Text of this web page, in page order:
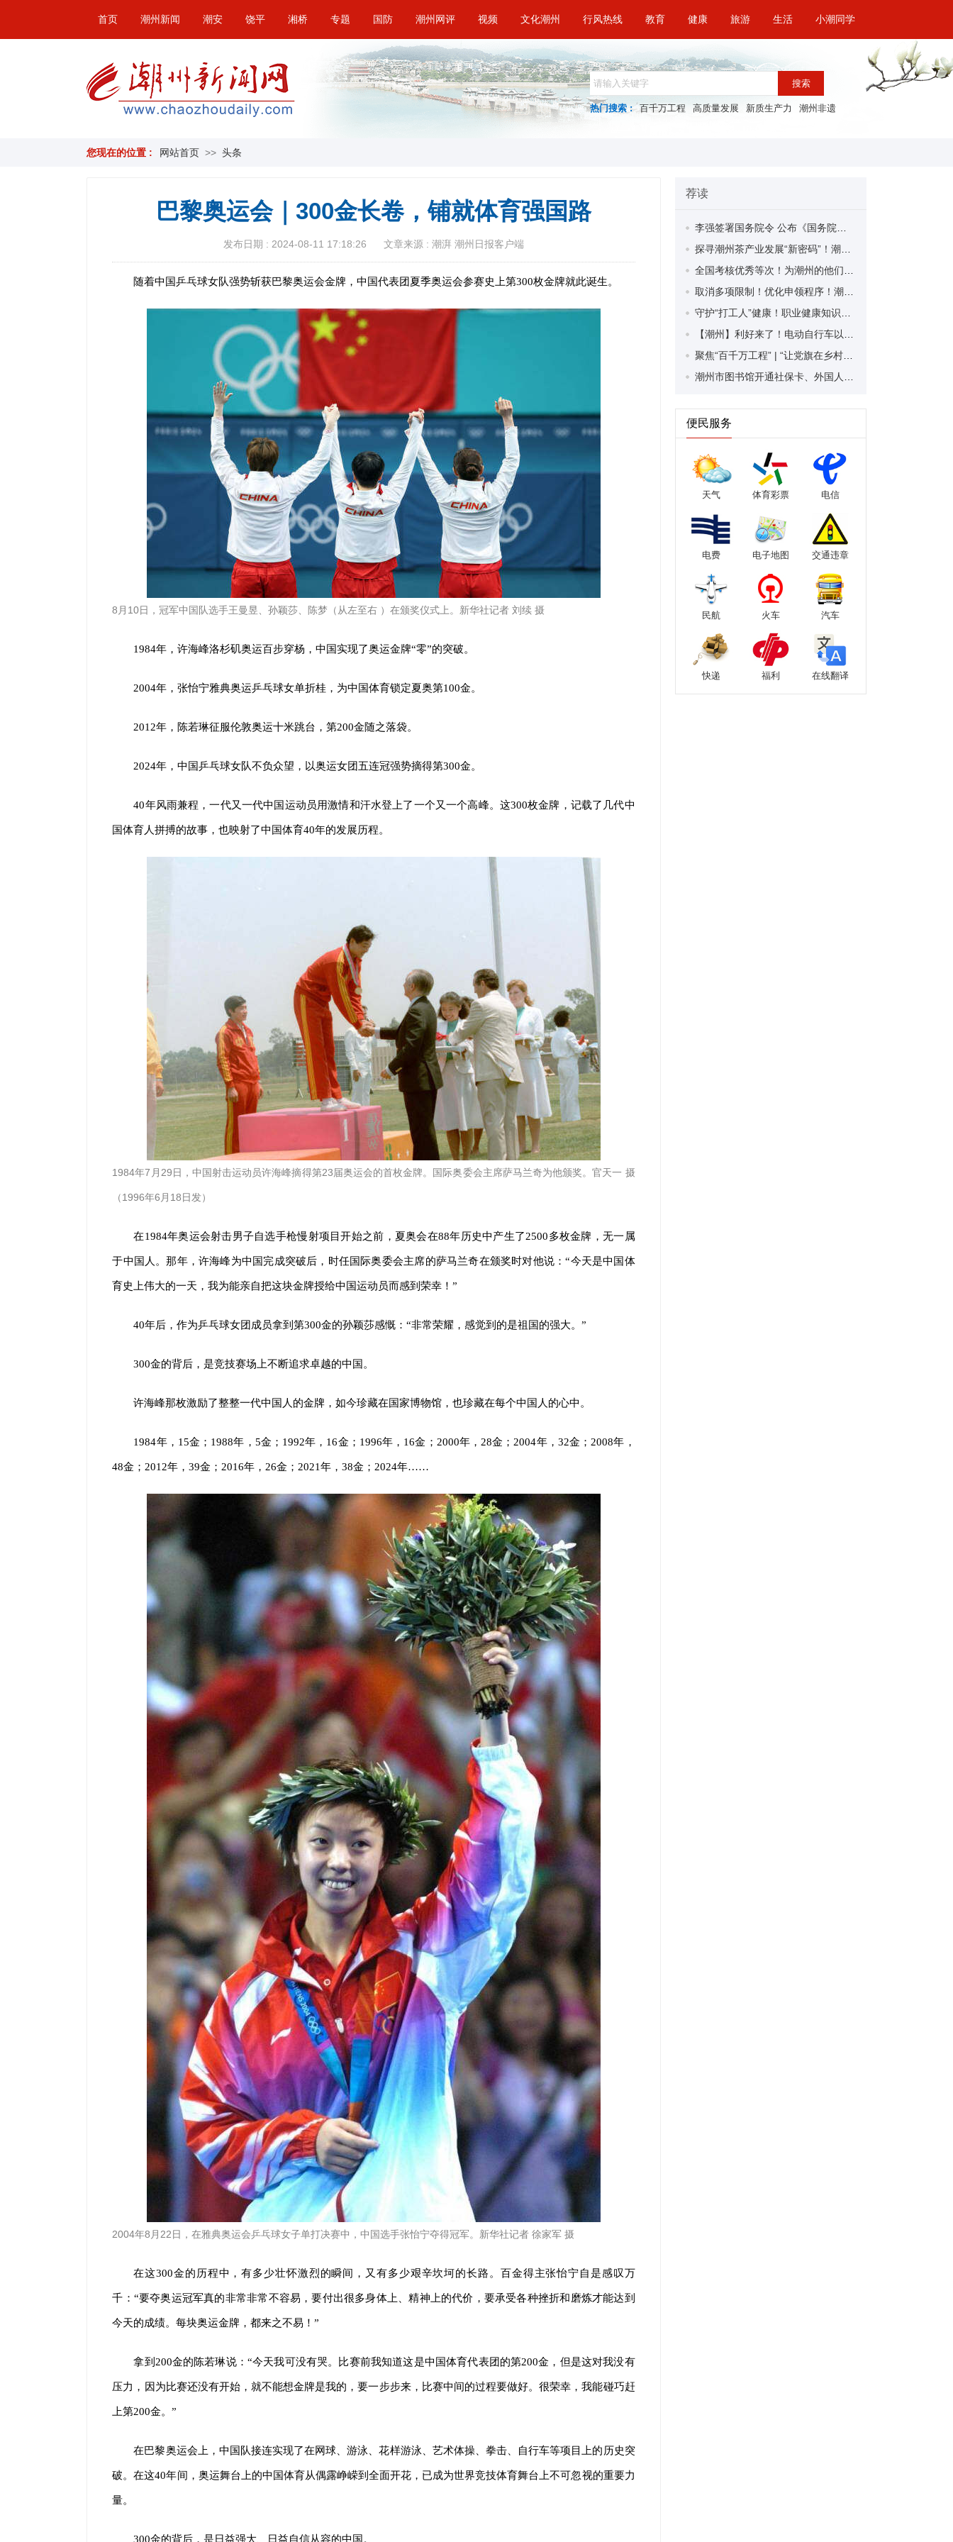
首页 潮州新闻 潮安 饶平 湘桥 专题 国防 潮州网评 视频 文化潮州 行风热线 教育 健康 旅游 生活 小潮同学
搜索
热门搜索 : 百千万工程 高质量发展 新质生产力 潮州非遗
您现在的位置 : 网站首页 >> 头条
巴黎奥运会｜300金长卷，铺就体育强国路
发布日期 : 2024-08-11 17:18:26 文章来源 : 潮湃 潮州日报客户端
随着中国乒乓球女队强势斩获巴黎奥运会金牌，中国代表团夏季奥运会参赛史上第300枚金牌就此诞生。
8月10日，冠军中国队选手王曼昱、孙颖莎、陈梦（从左至右 ）在颁奖仪式上。新华社记者 刘续 摄
1984年，许海峰洛杉矶奥运百步穿杨，中国实现了奥运金牌“零”的突破。
2004年，张怡宁雅典奥运乒乓球女单折桂，为中国体育锁定夏奥第100金。
2012年，陈若琳征服伦敦奥运十米跳台，第200金随之落袋。
2024年，中国乒乓球女队不负众望，以奥运女团五连冠强势摘得第300金。
40年风雨兼程，一代又一代中国运动员用激情和汗水登上了一个又一个高峰。这300枚金牌，记载了几代中
国体育人拼搏的故事，也映射了中国体育40年的发展历程。
1984年7月29日，中国射击运动员许海峰摘得第23届奥运会的首枚金牌。国际奥委会主席萨马兰奇为他颁奖。官天一 摄
（1996年6月18日发）
在1984年奥运会射击男子自选手枪慢射项目开始之前，夏奥会在88年历史中产生了2500多枚金牌，无一属
于中国人。那年，许海峰为中国完成突破后，时任国际奥委会主席的萨马兰奇在颁奖时对他说：“今天是中国体
育史上伟大的一天，我为能亲自把这块金牌授给中国运动员而感到荣幸！”
40年后，作为乒乓球女团成员拿到第300金的孙颖莎感慨：“非常荣耀，感觉到的是祖国的强大。”
300金的背后，是竞技赛场上不断追求卓越的中国。
许海峰那枚激励了整整一代中国人的金牌，如今珍藏在国家博物馆，也珍藏在每个中国人的心中。
1984年，15金；1988年，5金；1992年，16金；1996年，16金；2000年，28金；2004年，32金；2008年，
48金；2012年，39金；2016年，26金；2021年，38金；2024年……
2004年8月22日，在雅典奥运会乒乓球女子单打决赛中，中国选手张怡宁夺得冠军。新华社记者 徐家军 摄
在这300金的历程中，有多少壮怀激烈的瞬间，又有多少艰辛坎坷的长路。百金得主张怡宁自是感叹万
千：“要夺奥运冠军真的非常非常不容易，要付出很多身体上、精神上的代价，要承受各种挫折和磨炼才能达到
今天的成绩。每块奥运金牌，都来之不易！”
拿到200金的陈若琳说：“今天我可没有哭。比赛前我知道这是中国体育代表团的第200金，但是这对我没有
压力，因为比赛还没有开始，就不能想金牌是我的，要一步步来，比赛中间的过程要做好。很荣幸，我能碰巧赶
上第200金。”
在巴黎奥运会上，中国队接连实现了在网球、游泳、花样游泳、艺术体操、拳击、自行车等项目上的历史突
破。在这40年间，奥运舞台上的中国体育从偶露峥嵘到全面开花，已成为世界竞技体育舞台上不可忽视的重要力
量。
300金的背后，是日益强大、日益自信从容的中国。
荐读
便民服务
天气 体育彩票 电信
电费 电子地图 交通违章
民航 火车 汽车
快递 福利 在线翻译